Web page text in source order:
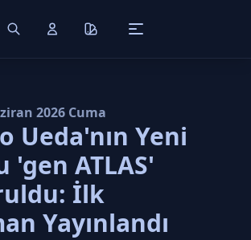
2026 Cuma
Ueda'nın Yeni
'gen ATLAS'
İlk
Yayınlandı